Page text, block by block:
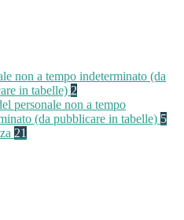
non a tempo indeterminato (da
in tabelle) 2
personale non a tempo
(da pubblicare in tabelle) 5
21